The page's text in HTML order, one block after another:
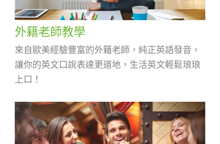
外籍老師教學
來自歐美經驗豐富的外籍老師，純正英語發音，
讓你的英文口說表達更道地，生活英文輕鬆琅琅
上口！